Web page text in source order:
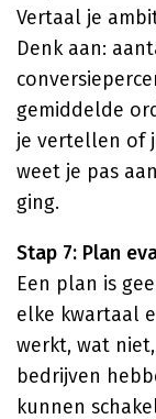
Vertaal je
Denk aan:
gemiddelde
je vertellen of
weet je pas
ging.
Stap 7: Plan
Een plan is
elke kwartaal
werkt, wat
bedrijven
kunnen